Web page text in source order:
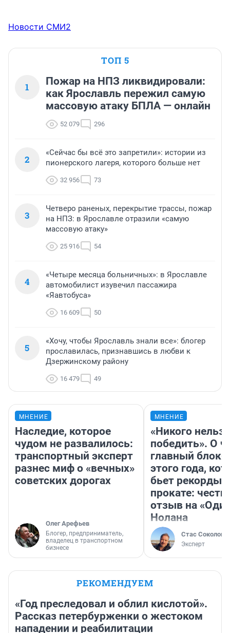
Новости СМИ2
ТОП 5
1
Пожар на НПЗ ликвидировали:
как Ярославль пережил самую
массовую атаку БПЛА — онлайн
52 079 296
2
«Сейчас бы всё это запретили»: истории из
пионерского лагеря, которого больше нет
32 956 73
3
Четверо раненых, перекрытие трассы, пожар
на НПЗ: в Ярославле отразили «самую
массовую атаку»
25 916 54
4
«Четыре месяца больничных»: в Ярославле
автомобилист изувечил пассажира
«Яавтобуса»
16 609 50
5
«Хочу, чтобы Ярославль знали все»: блогер
прославилась, признавшись в любви к
Дзержинскому району
16 479 49
МНЕНИЕ
Наследие, которое
чудом не развалилось:
транспортный эксперт
разнес миф о «вечных»
советских дорогах
Олег Арефьев
Блогер, предприниматель,
владелец в транспортном
бизнесе
МНЕНИЕ
«Никого нельзя
победить». О
главный
этого года,
бьет рекорды в
прокате:
отзыв на
Нолана
Стас Соколов
Эксперт
РЕКОМЕНДУЕМ
«Год преследовал и облил кислотой».
Рассказ петербурженки о жестоком
нападении и реабилитации